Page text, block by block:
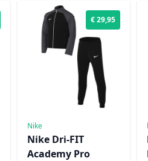
€ 29,95
Nike
Nike Dri-FIT
Academy Pro